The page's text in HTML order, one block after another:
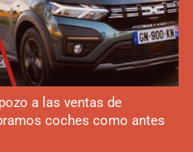
a las ventas de
coches como antes